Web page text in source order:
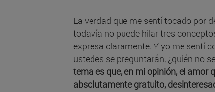
La verdad que me sentí tocado por
todavía no puede hilar tres
expresa claramente. Y yo me sentí
ustedes se preguntarán, ¿quién no
tema es que, en mi opinión, el amor
absolutamente gratuito,